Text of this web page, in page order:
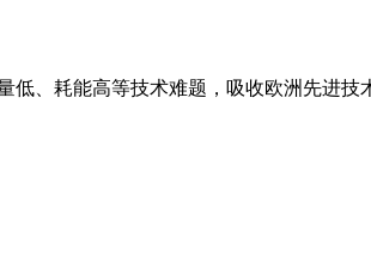
低、耗能高等技术难题，吸收欧洲先进